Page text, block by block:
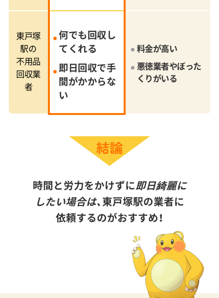
東戸塚
駅の
不用品
回収業
者
何でも回収し
てくれる
即日回収で手
間がかからな
い
料金が高い
悪徳業者やぼった
くりがいる
時間と労力をかけずに即日綺麗に
したい場合は、東戸塚駅の業者に
依頼するのがおすすめ！